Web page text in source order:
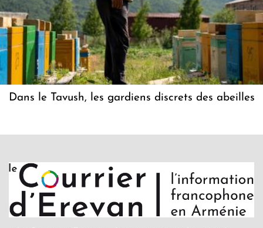
Dans le Tavush, les gardiens discrets des abeilles